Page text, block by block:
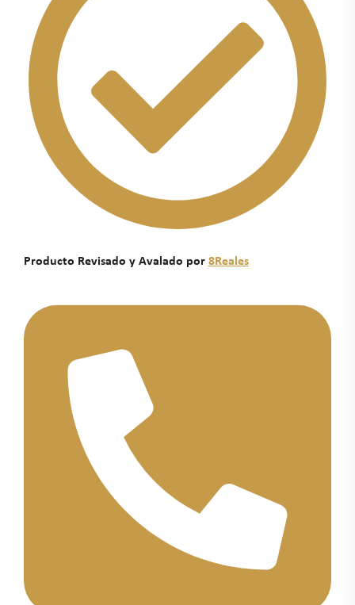
Producto Revisado y Avalado por 8Reales